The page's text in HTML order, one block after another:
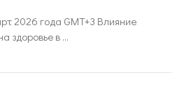
2026 года GMT+3 Влияние
здоровье в ...